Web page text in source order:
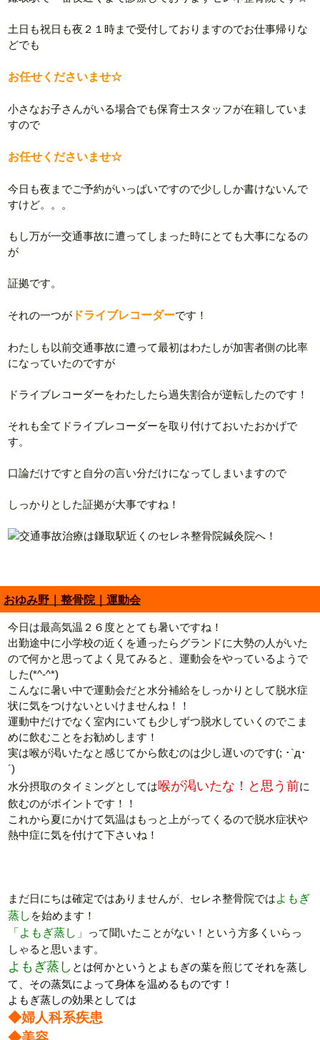
土日も祝日も夜２１時まで受付しておりますのでお仕事帰りな
どでも
お任せくださいませ☆
小さなお子さんがいる場合でも保育士スタッフが在籍していま
すので
お任せくださいませ☆
今日も夜までご予約がいっぱいですので少ししか書けないんで
すけど。。。
もし万が一交通事故に遭ってしまった時にとても大事になるの
が
証拠です。
それの一つが ドライブレコーダーです！
わたしも以前交通事故に遭って最初はわたしが加害者側の比率
になっていたのですが
ドライブレコーダーをわたしたら過失割合が逆転したのです！
それも全てドライブレコーダーを取り付けておいたおかげで
す。
口論だけですと自分の言い分だけになってしまいますので
しっかりとした証拠が大事ですね！
おゆみ野｜整骨院｜運動会
今日は最高気温２６度ととても暑いですね！
出勤途中に小学校の近くを通ったらグランドに大勢の人がいた
ので何かと思ってよく見てみると、運動会をやっているようで
した(*^-^*)
こんなに暑い中で運動会だと水分補給をしっかりとして脱水症
状に気をつけないといけませんね！！
運動中だけでなく室内にいても少しずつ脱水していくのでこま
めに飲むことをお勧めします！
実は喉が渇いたなと感じてから飲むのは少し遅いのです(; ･`д･
´)
水分摂取のタイミングとしては喉が渇いたな！と思う前に
飲むのがポイントです！！
これから夏にかけて気温はもっと上がってくるので脱水症状や
熱中症に気を付けて下さいね！
まだ日にちは確定ではありませんが、セレネ整骨院ではよもぎ
蒸し を始めます！
「よもぎ蒸し」
って聞いたことがない！という方多くいらっ
しゃると思います。
よもぎ蒸し とは何かというとよもぎの葉を煎じてそれを蒸し
て、その蒸気によって身体を温めるものです！
よもぎ蒸しの効果としては
◆婦人科系疾患